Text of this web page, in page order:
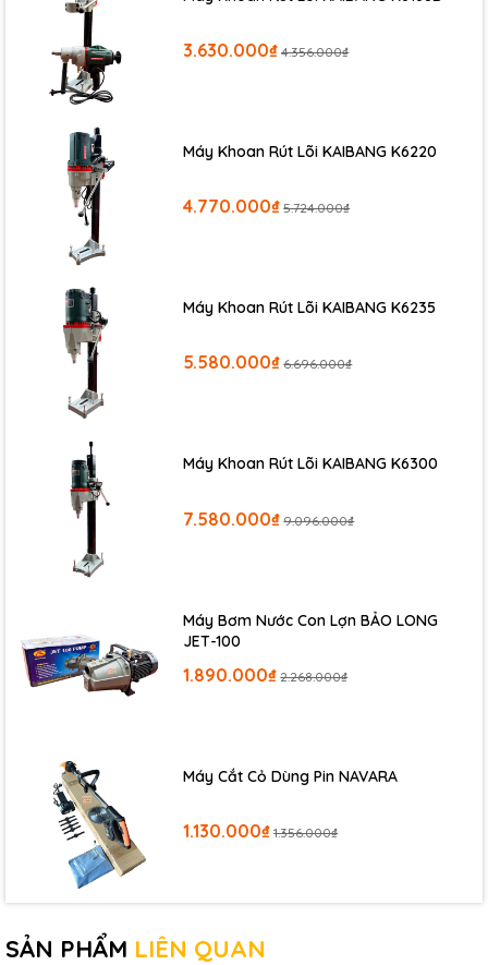
Máy Cắt Plasma KENPRO CUT40
thiết kế với trọng lượng nhẹ,
kiểu dáng nhỏ gọn sẽ hỗ trợ người dùng trong suốt quá trình
sử dụng cũng như di chuyển dễ dàng. Đặc biệt, máy có thể cắt
được tất cả các kim loại như sắt, thép có độ dày tối đa là
12mm. Máy mồi hồ quang cảm ứng, sở hữu dòng cắt ổn định,
êm ái,cho đường cắt đẹp và có tính chính xác cao, vết cắt khá
chống va đập tốt, chống han gỉ hiệu quả.
3.630.000₫ 4.356.000₫
Máy Khoan Rút Lõi KAIBANG K6220
4.770.000₫ 5.724.000₫
Máy Khoan Rút Lõi KAIBANG K6235
5.580.000₫ 6.696.000₫
Máy Khoan Rút Lõi KAIBANG K6300
7.580.000₫ 9.096.000₫
Máy Bơm Nước Con Lợn BẢO LONG
JET-100
1.890.000₫ 2.268.000₫
Máy Cắt Cỏ Dùng Pin NAVARA
1.130.000₫ 1.356.000₫
SẢN PHẨM LIÊN QUAN